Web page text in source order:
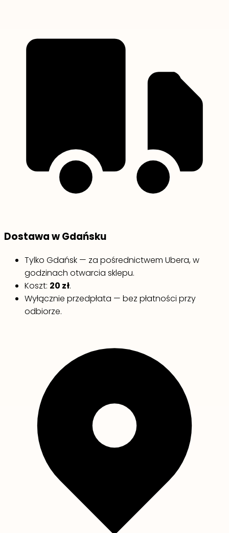
Dostawa w Gdańsku
Tylko Gdańsk — za pośrednictwem Ubera, w
godzinach otwarcia sklepu.
Koszt: 20 zł.
Wyłącznie przedpłata — bez płatności przy
odbiorze.